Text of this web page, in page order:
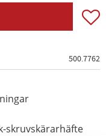
500.7762
skruvskärarhäfte